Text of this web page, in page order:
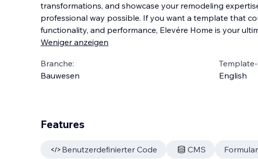
transformations, and showcase your remodeling
professional way possible. If you want a template that
functionality, and performance, Elevére Home is your
Weniger anzeigen
Branche:
Bauwesen
English
Features
Benutzerdefinierter Code CMS Formular